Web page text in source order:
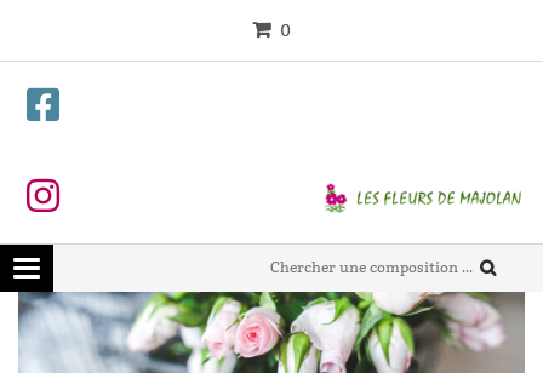
0
Toggle
navigation